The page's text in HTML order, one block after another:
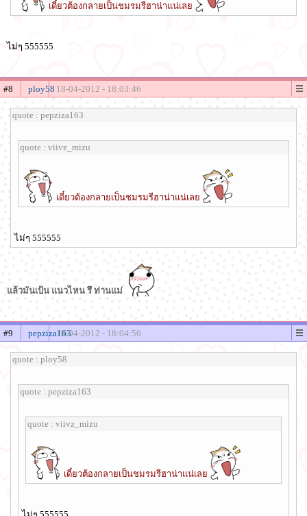
เดี๋ยวต้องกลายเป็นชมรมรีฮาน่าแน่เลย
ไม่ๆ 555555
#8 ploy58 18-04-2012 - 18:03:46
quote : pepziza163
quote : viivz_mizu
เดี๋ยวต้องกลายเป็นชมรมรีฮาน่าแน่เลย
ไม่ๆ 555555
แล้วมันเป้น แนวไหน รึ ท่านแม่
#9 pepziza16318-04-2012 - 18:04:56
quote : ploy58
quote : pepziza163
quote : viivz_mizu
เดี๋ยวต้องกลายเป็นชมรมรีฮาน่าแน่เลย